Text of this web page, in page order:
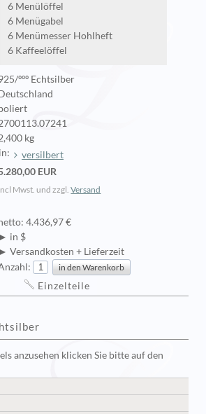
6 Menülöffel
6 Menügabel
6 Menümesser Hohlheft
6 Kaffeelöffel
ººº Echtsilber
kg
versilbert
EUR
Mwst. und zzgl.Versand
4.436,97 €
► in $
► Versandkosten + Lieferzeit
anzusehen klicken Sie bitte auf den
Einzelteile